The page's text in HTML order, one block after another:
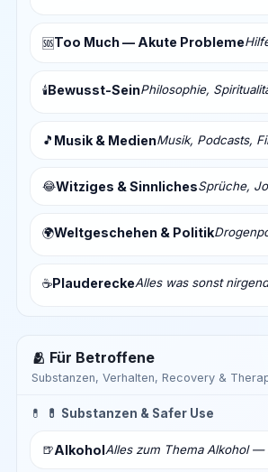
🆘Too Much — Akute Probleme
🕯️Bewusst-SeinPhilosophie,
🎵 Musik & MedienMusik, Podcasts,
😂Witziges & SinnlichesSprüche,
🌍Weltgeschehen & Politik
☕PlaudereckeAlles was sonst
🫂 Für Betroffene
Substanzen, Verhalten, Recovery &
💊 💊 Substanzen & Safer Use
🍺AlkoholAlles zum Thema Alkohol —